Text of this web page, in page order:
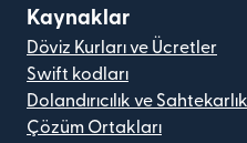
Kaynaklar
Döviz Kurları ve Ücretler
Swift kodları
Dolandırıcılık ve
Çözüm Ortakları